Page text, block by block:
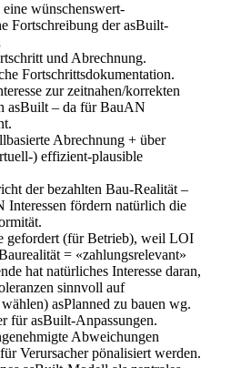
wünschenswert-
Fortschreibung der asBuilt-
und Abrechnung.
Fortschrittsdokumentation.
zur zeitnahen/korrekten
asBuilt – da für BauAN
Abrechnung + über
) effizient-plausible
der bezahlten Bau-Realität –
fördern natürlich die
gefordert (für Betrieb), weil LOI
= «zahlungsrelevant»
hat natürliches Interesse daran,
sinnvoll auf
asPlanned zu bauen wg.
für asBuilt-Anpassungen.
Abweichungen
Verursacher pönalisiert werden.